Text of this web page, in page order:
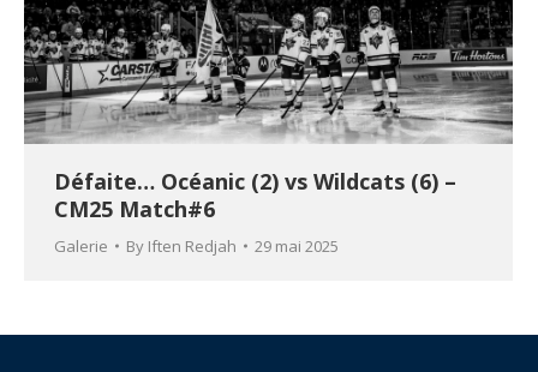
Défaite… Océanic (2) vs Wildcats (6) –
CM25 Match#6
Galerie By Iften Redjah 29 mai 2025